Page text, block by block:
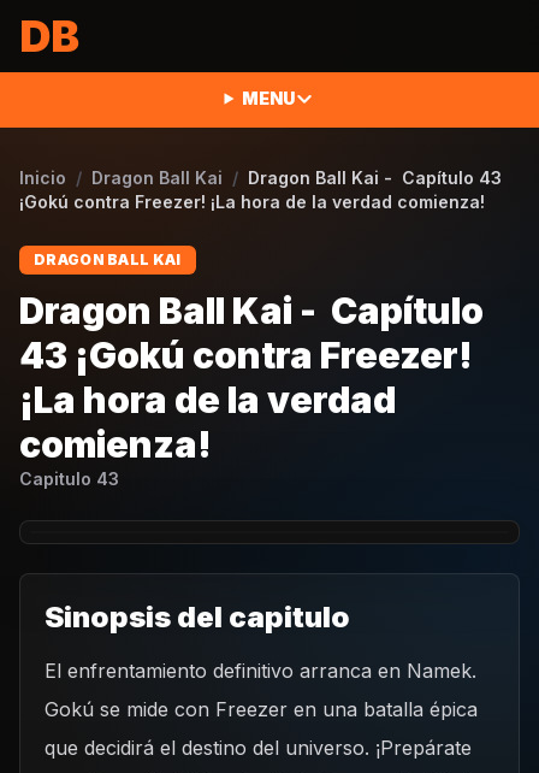
DB
MENU
Inicio / Dragon Ball Kai / Dragon Ball Kai - Capítulo 43
¡Gokú contra Freezer! ¡La hora de la verdad comienza!
DRAGON BALL KAI
Dragon Ball Kai - Capítulo
43 ¡Gokú contra Freezer!
¡La hora de la verdad
comienza!
Capitulo 43
REPRODUCIR CAPITULO
Dragon Ball Kai - Capítulo 43 ¡Gokú contra Freezer! ¡La
CARGAR REPRODUCTOR
Sinopsis del capitulo
El enfrentamiento definitivo arranca en Namek.
Gokú se mide con Freezer en una batalla épica
que decidirá el destino del universo. ¡Prepárate